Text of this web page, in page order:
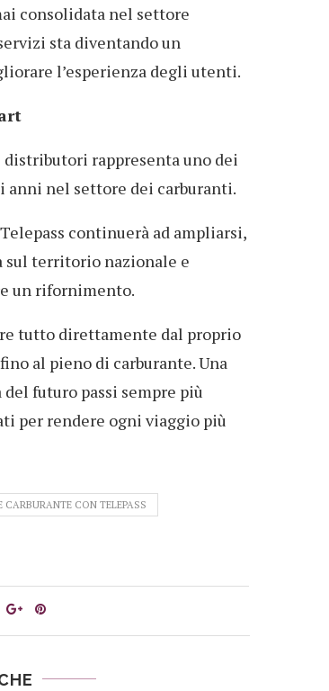
consolidata nel settore
sta diventando un
l’esperienza degli utenti.
rappresenta uno dei
nel settore dei carburanti.
continuerà ad ampliarsi,
sul territorio nazionale e
un rifornimento.
tutto direttamente dal proprio
al pieno di carburante. Una
futuro passi sempre più
per rendere ogni viaggio più
CARBURANTE CON TELEPASS